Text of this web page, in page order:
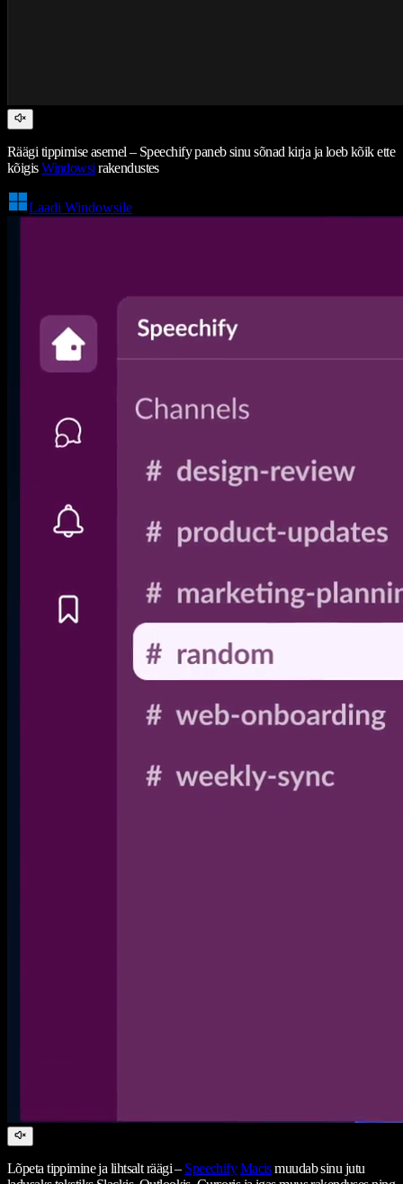
Räägi tippimise asemel – Speechify paneb sinu sõnad kirja ja loeb kõik ette
kõigisWindowsi rakendustes
Laadi Windowsile
Lõpeta tippimine ja lihtsalt räägi – Speechify Macismuudab sinu jutu